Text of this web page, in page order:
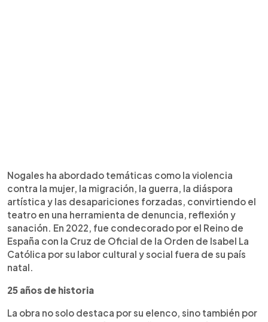
Nogales ha abordado temáticas como la violencia
contra la mujer, la migración, la guerra, la diáspora
artística y las desapariciones forzadas, convirtiendo el
teatro en una herramienta de denuncia, reflexión y
sanación. En 2022, fue condecorado por el Reino de
España con la Cruz de Oficial de la Orden de Isabel La
Católica por su labor cultural y social fuera de su país
natal.
25 años de historia
La obra no solo destaca por su elenco, sino también por